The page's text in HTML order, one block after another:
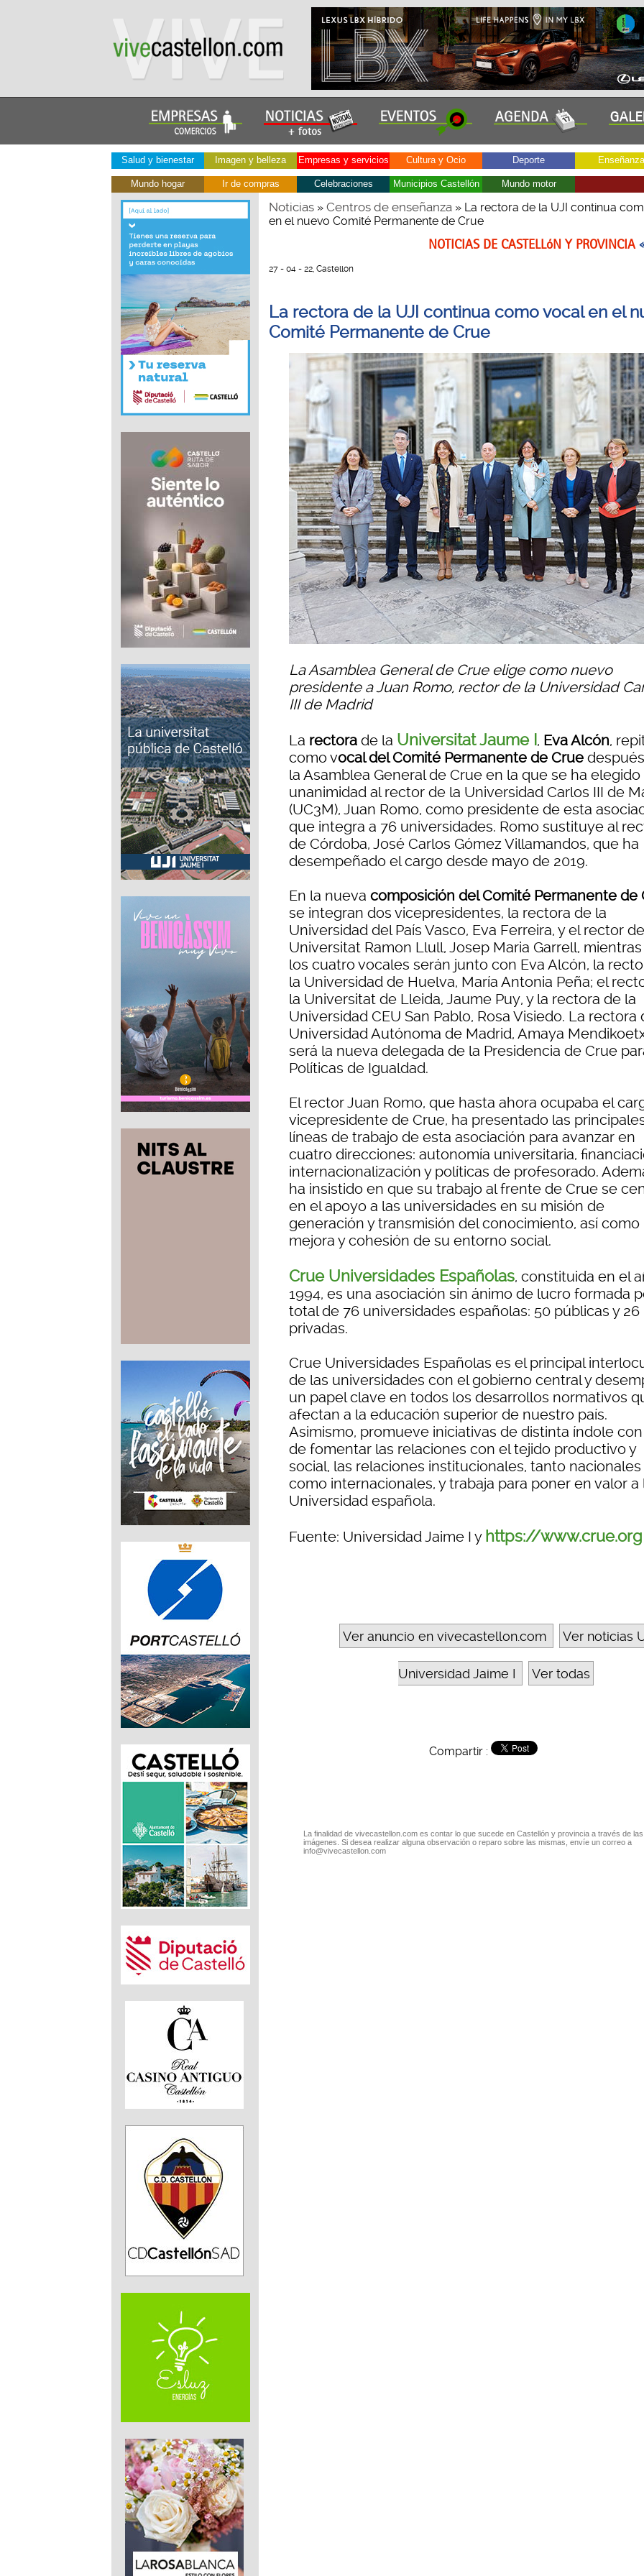
Salud y bienestar Imagen y belleza Empresas y servicios Cultura y Ocio Deporte Enseñanza
Mundo hogar Ir de compras Celebraciones Municipios Castellón Mundo motor
Noticias» Centros de enseñanza» La rectora de la UJI continua
en el nuevo Comité Permanente de Crue
NOTICIAS DE CASTELLóN Y PROVINCIA
27 - 04 - 22, Castellon
La rectora de la UJI continua como vocal en el
Comité Permanente de Crue
La Asamblea General de Crue elige como nuevo
presidente a Juan Romo, rector de la Universidad
III de Madrid
La rectora de la Universitat Jaume I , Eva Alcón,
como vocal del Comité Permanente de Crue
la Asamblea General de Crue en la que se ha
unanimidad al rector de la Universidad Carlos III de
(UC3M), Juan Romo, como presidente de esta
que integra a 76 universidades. Romo sustituye al
de Córdoba, José Carlos Gómez Villamandos, que ha
desempeñado el cargo desde mayo de 2019.
En la nueva composición del Comité Permanente de
se integran dos vicepresidentes, la rectora de la
Universidad del País Vasco, Eva Ferreira, y el rector
Universitat Ramon Llull, Josep Maria Garrell,
los cuatro vocales serán junto con Eva Alcón, la
la Universidad de Huelva, María Antonia Peña; el
la Universitat de Lleida, Jaume Puy, y la rectora de la
Universidad CEU San Pablo, Rosa Visiedo. La rectora
Universidad Autónoma de Madrid, Amaya
será la nueva delegada de la Presidencia de Crue
Políticas de Igualdad.
El rector Juan Romo, que hasta ahora ocupaba el
vicepresidente de Crue, ha presentado las
líneas de trabajo de esta asociación para avanzar en
cuatro direcciones: autonomía universitaria,
internacionalización y políticas de profesorado.
ha insistido en que su trabajo al frente de Crue se
en el apoyo a las universidades en su misión de
generación y transmisión del conocimiento, así como
mejora y cohesión de su entorno social.
Crue Universidades Españolas, constituida en el
1994, es una asociación sin ánimo de lucro formada
total de 76 universidades españolas: 50 públicas y 26
privadas.
Crue Universidades Españolas es el principal
de las universidades con el gobierno central y
un papel clave en todos los desarrollos normativos
afectan a la educación superior de nuestro país.
Asimismo, promueve iniciativas de distinta índole
de fomentar las relaciones con el tejido productivo y
social, las relaciones institucionales, tanto nacionales
como internacionales, y trabaja para poner en valor a
Universidad española.
Fuente: Universidad Jaime I y https://www.crue.org
Ver anuncio en vivecastellon.com Ver noticias
Universidad Jaime I Ver todas
Compartir :
La finalidad de vivecastellon.com es contar lo que sucede en Castellón y provincia a través de las
imágenes. Si desea realizar alguna observación o reparo sobre las mismas, envíe un correo a
info@vivecastellon.com